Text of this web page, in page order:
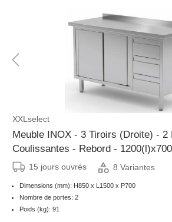
XXLselect
Meuble INOX - 3 Tiroirs (Droite) - 2
Coulissantes - Rebord -
de 8 Largeurs
15 jours ouvrés 8 Variantes
Dimensions (mm): H850 x L1500 x P700
Nombre de portes: 2
Poids (kg): 91